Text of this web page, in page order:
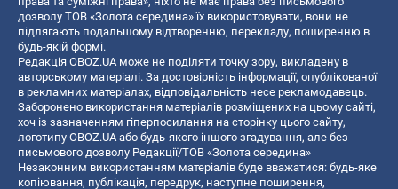
дозволу ТОВ «Золота середина» їх використовувати, вони не
підлягають подальшому відтворенню, перекладу, поширенню в
будь-якій формі.
Редакція OBOZ.UA може не поділяти точку зору, викладену в
авторському матеріалі. За достовірність інформації, опублікованої
в рекламних матеріалах, відповідальність несе рекламодавець.
Заборонено використання матеріалів розміщених на цьому сайті,
хоч із зазначенням гіперпосилання на сторінку цього сайту,
логотипу OBOZ.UA або будь-якого іншого згадування, але без
письмового дозволу Редакції/ТОВ «Золота середина»
Незаконним використанням матеріалів буде вважатися: будь-яке
копiювання, публiкацiя, передрук, наступне поширення,